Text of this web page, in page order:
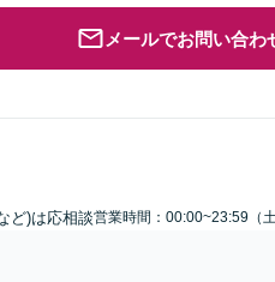
メールでお問い合わ
ど)は応相談営業時間：00:00~23:59（土